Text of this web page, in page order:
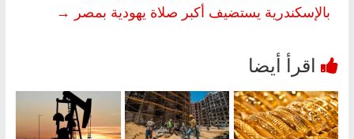
بالإسكندرية يستضيف أكبر صلاة يهودية بمصر →